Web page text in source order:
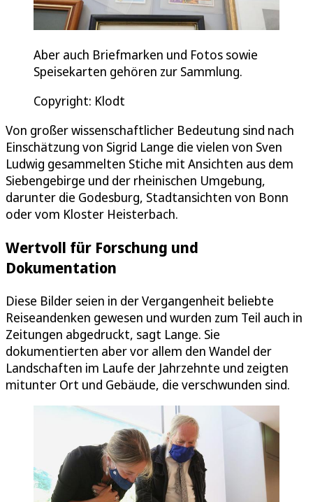
Aber auch Briefmarken und Fotos sowie
Speisekarten gehören zur Sammlung.
Copyright: Klodt
Von großer wissenschaftlicher Bedeutung sind nach
Einschätzung von Sigrid Lange die vielen von Sven
Ludwig gesammelten Stiche mit Ansichten aus dem
Siebengebirge und der rheinischen Umgebung,
darunter die Godesburg, Stadtansichten von Bonn
oder vom Kloster Heisterbach.
Wertvoll für Forschung und
Dokumentation
Diese Bilder seien in der Vergangenheit beliebte
Reiseandenken gewesen und wurden zum Teil auch in
Zeitungen abgedruckt, sagt Lange. Sie
dokumentierten aber vor allem den Wandel der
Landschaften im Laufe der Jahrzehnte und zeigten
mitunter Ort und Gebäude, die verschwunden sind.